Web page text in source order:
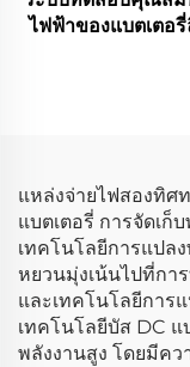
ไฟฟ้าของแบตเตอรี่
แหล่งจ่ายไฟสองทิศ
แบตเตอรี่ การจัดเก็
เทคโนโลยีการแปล
หยวนมุ่งเน้นไปที่กา
และเทคโนโลยีการ
เทคโนโลยีบัส DC
พลังงานสูง โดยมีค